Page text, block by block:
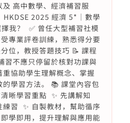
高中數學、經濟補習服
HKDSE 2025 經濟 5*｜數學
我？ ✅ 曾任大型補習社模
專業評卷訓練，熟悉得分要
位，教授答題技巧 📝 課程
習不應只停留於核對功課與
協助學生理解概念、掌握
學習方法。 📚 課堂內容包
晰學習重點 ✨ 先講解知
練習 ✨ 自製教材，幫助循序
學即用，提升理解與應用能